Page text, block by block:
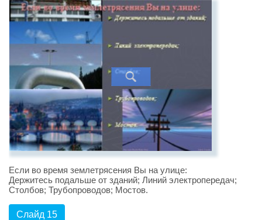
Если во время землетрясения Вы на улице:
Держитесь подальше от зданий; Линий электропередач;
Столбов; Трубопроводов; Мостов.
Слайд 15